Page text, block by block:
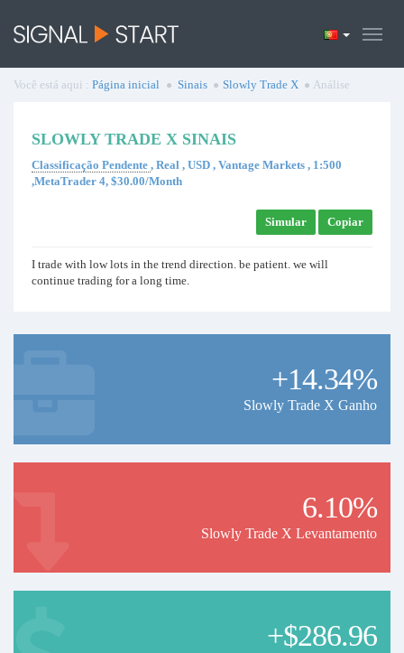
Você está aqui : Página inicial Sinais Slowly Trade X Análise
SLOWLY TRADE X SINAIS
Classificação Pendente , Real , USD , Vantage Markets , 1:500
,MetaTrader 4, $30.00/Month
Simular Copiar
I trade with low lots in the trend direction. be patient. we will
continue trading for a long time.
+14.34%
Slowly Trade X Ganho
6.10%
Slowly Trade X Levantamento
+$286.96